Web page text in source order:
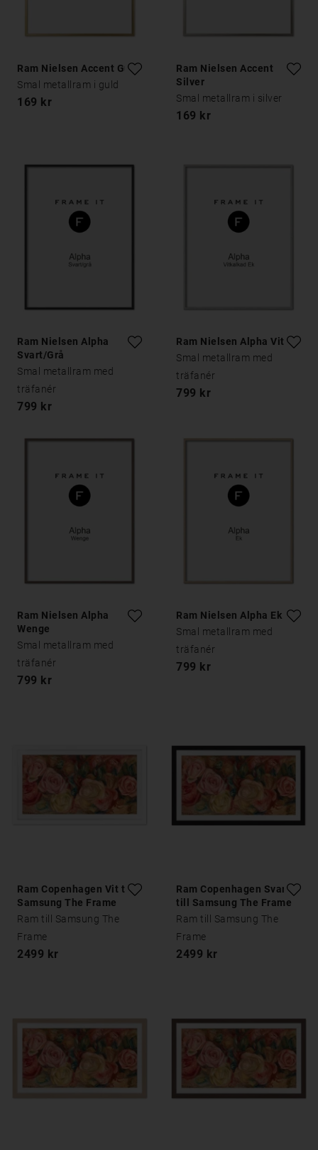
Ram Nielsen Accent Guld
Smal metallram i guld
169 kr
Ram Nielsen Accent
Silver
Smal metallram i silver
169 kr
Ram Nielsen Alpha
Svart/Grå
Smal metallram med
träfanér
799 kr
Ram Nielsen Alpha Vit Ek
Smal metallram med
träfanér
799 kr
Ram Nielsen Alpha
Wenge
Smal metallram med
träfanér
799 kr
Ram Nielsen Alpha Ek
Smal metallram med
träfanér
799 kr
Ram Copenhagen Vit till
Samsung The Frame
Ram till Samsung The
Frame
2499 kr
Ram Copenhagen Svart
till Samsung The Frame
Ram till Samsung The
Frame
2499 kr